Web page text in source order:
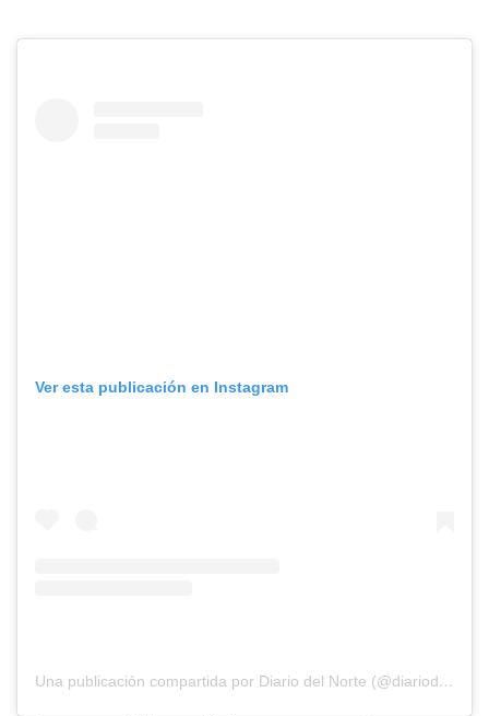
Ver esta publicación en Instagram
Una publicación compartida por Diario del Norte (@diariodelnorte)